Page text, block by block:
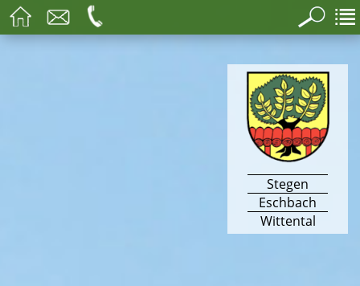
Stegen
Eschbach
Wittental